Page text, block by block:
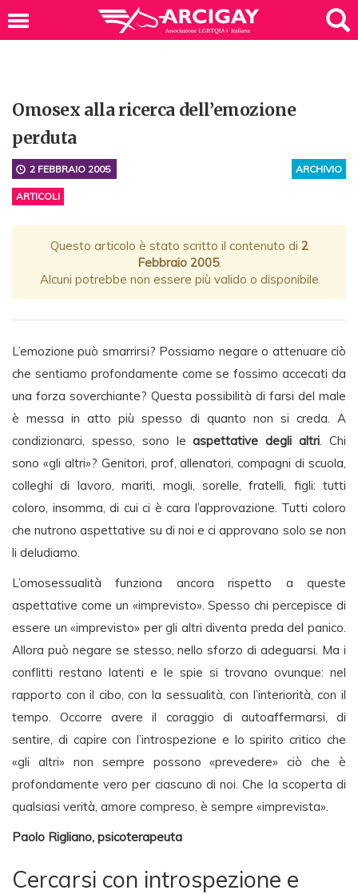
Omosex alla ricerca dell’emozione
perduta
ARCHIVIO
2 FEBBRAIO 2005
ARTICOLI
Questo articolo è stato scritto il contenuto di 2
Febbraio 2005.
Alcuni potrebbe non essere più valido o disponibile
L’emozione può smarrirsi? Possiamo negare o attenuare ciò
che sentiamo profondamente come se fossimo accecati da
una forza soverchiante? Questa possibilità di farsi del male
è messa in atto più spesso di quanto non si creda. A
condizionarci, spesso, sono leaspettative degli altri. Chi
sono «gli altri»? Genitori, prof, allenatori, compagni di scuola,
colleghi di lavoro, mariti, mogli, sorelle, fratelli, figli: tutti
coloro, insomma, di cui ci è cara l’approvazione. Tutti coloro
che nutrono aspettative su di noi e ci approvano solo se non
li deludiamo.
L’omosessualità funziona ancora rispetto a queste
aspettative come un «imprevisto». Spesso chi percepisce di
essere un «imprevisto» per gli altri diventa preda del panico.
Allora può negare se stesso, nello sforzo di adeguarsi. Ma i
conflitti restano latenti e le spie si trovano ovunque: nel
rapporto con il cibo, con la sessualità, con l’interiorità, con il
tempo. Occorre avere il coraggio di autoaffermarsi, di
sentire, di capire con l’introspezione e lo spirito critico che
«gli altri» non sempre possono «prevedere» ciò che è
profondamente vero per ciascuno di noi. Che la scoperta di
qualsiasi verità, amore compreso, è sempre «imprevista».
Paolo Rigliano, psicoterapeuta
Cercarsi con introspezione e